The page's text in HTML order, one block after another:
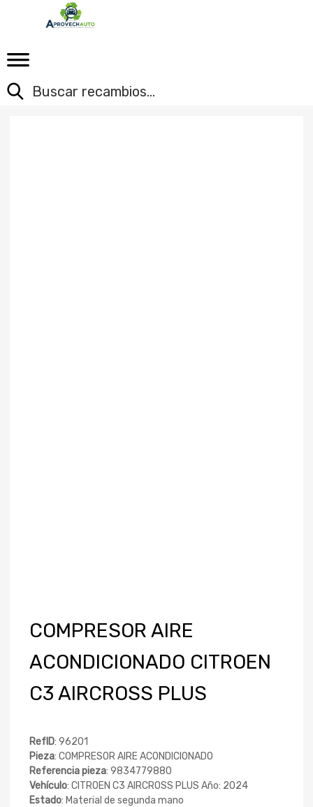
COMPRESOR AIRE
ACONDICIONADO CITROEN
C3 AIRCROSS PLUS
RefID: 96201
Pieza: COMPRESOR AIRE ACONDICIONADO
Referencia pieza: 9834779880
Vehículo: CITROEN C3 AIRCROSS PLUS Año: 2024
Estado: Material de segunda mano